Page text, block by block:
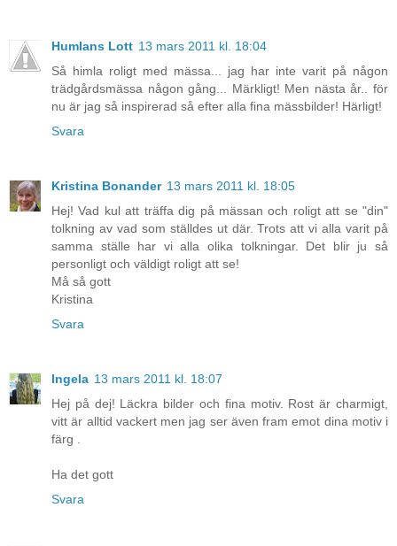
Humlans Lott 13 mars 2011 kl. 18:04
Så himla roligt med mässa... jag har inte varit på någon
trädgårdsmässa någon gång... Märkligt! Men nästa år.. för
nu är jag så inspirerad så efter alla fina mässbilder! Härligt!
Svara
Kristina Bonander 13 mars 2011 kl. 18:05
Hej! Vad kul att träffa dig på mässan och roligt att se "din"
tolkning av vad som ställdes ut där. Trots att vi alla varit på
samma ställe har vi alla olika tolkningar. Det blir ju så
personligt och väldigt roligt att se!
Må så gott
Kristina
Svara
Ingela 13 mars 2011 kl. 18:07
Hej på dej! Läckra bilder och fina motiv. Rost är charmigt,
vitt är alltid vackert men jag ser även fram emot dina motiv i
färg .
Ha det gott
Svara